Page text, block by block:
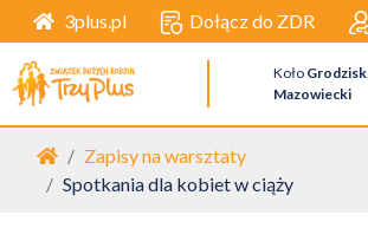
3plus.pl Dołącz do ZDR
Koło Grodzisk
Mazowiecki
Strona główna
Zapisy na warsztaty
Spotkania dla kobiet w ciąży